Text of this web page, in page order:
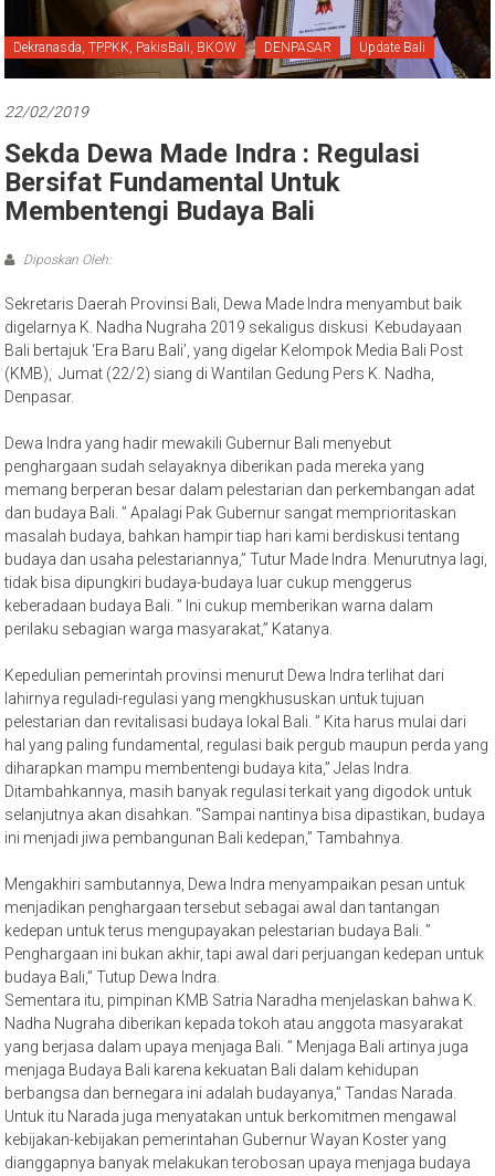
Dekranasda, TPPKK, PakisBali, BKOW DENPASAR Update Bali
22/02/2019
Sekda Dewa Made Indra : Regulasi
Bersifat Fundamental Untuk
Membentengi Budaya Bali
Diposkan Oleh:
Sekretaris Daerah Provinsi Bali, Dewa Made Indra menyambut baik
digelarnya K. Nadha Nugraha 2019 sekaligus diskusi Kebudayaan
Bali bertajuk ‘Era Baru Bali’, yang digelar Kelompok Media Bali Post
(KMB), Jumat (22/2) siang di Wantilan Gedung Pers K. Nadha,
Denpasar.
Dewa Indra yang hadir mewakili Gubernur Bali menyebut
penghargaan sudah selayaknya diberikan pada mereka yang
memang berperan besar dalam pelestarian dan perkembangan adat
dan budaya Bali. ” Apalagi Pak Gubernur sangat memprioritaskan
masalah budaya, bahkan hampir tiap hari kami berdiskusi tentang
budaya dan usaha pelestariannya,” Tutur Made Indra. Menurutnya lagi,
tidak bisa dipungkiri budaya-budaya luar cukup menggerus
keberadaan budaya Bali. ” Ini cukup memberikan warna dalam
perilaku sebagian warga masyarakat,” Katanya.
Kepedulian pemerintah provinsi menurut Dewa Indra terlihat dari
lahirnya reguladi-regulasi yang mengkhususkan untuk tujuan
pelestarian dan revitalisasi budaya lokal Bali. ” Kita harus mulai dari
hal yang paling fundamental, regulasi baik pergub maupun perda yang
diharapkan mampu membentengi budaya kita,” Jelas Indra.
Ditambahkannya, masih banyak regulasi terkait yang digodok untuk
selanjutnya akan disahkan. “Sampai nantinya bisa dipastikan, budaya
ini menjadi jiwa pembangunan Bali kedepan,” Tambahnya.
Mengakhiri sambutannya, Dewa Indra menyampaikan pesan untuk
menjadikan penghargaan tersebut sebagai awal dan tantangan
kedepan untuk terus mengupayakan pelestarian budaya Bali. ”
Penghargaan ini bukan akhir, tapi awal dari perjuangan kedepan untuk
budaya Bali,” Tutup Dewa Indra.
Sementara itu, pimpinan KMB Satria Naradha menjelaskan bahwa K.
Nadha Nugraha diberikan kepada tokoh atau anggota masyarakat
yang berjasa dalam upaya menjaga Bali. ” Menjaga Bali artinya juga
menjaga Budaya Bali karena kekuatan Bali dalam kehidupan
berbangsa dan bernegara ini adalah budayanya,” Tandas Narada.
Untuk itu Narada juga menyatakan untuk berkomitmen mengawal
kebijakan-kebijakan pemerintahan Gubernur Wayan Koster yang
dianggapnya banyak melakukan terobosan upaya menjaga budaya